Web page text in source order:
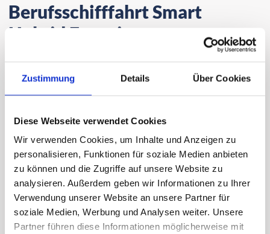
Zustimmung Details Über Cookies
Diese Webseite verwendet Cookies
Wir verwenden Cookies, um Inhalte und Anzeigen zu
personalisieren, Funktionen für soziale Medien anbieten
zu können und die Zugriffe auf unsere Website zu
analysieren. Außerdem geben wir Informationen zu Ihrer
Verwendung unserer Website an unsere Partner für
soziale Medien, Werbung und Analysen weiter. Unsere
Partner führen diese Informationen möglicherweise mit
Berufsschifffahrt Smart
Hybrid Experience
Erleben Sie modulare Hybridlösungen, die individuell
auf Ihre Wünsche und Anforderungen zugeschnitten
Onboard-Steuerungen – für maximale Flexibilität und
unzählige Einsatzmöglichkeiten, von Freizeitbooten
bis zu professionellen Anwendungen.
Entscheiden Sie selbst über Leistungsprofile – wir
liefern den maßgeschneiderten Hybridantrieb für Ihre
Bedürfnisse.